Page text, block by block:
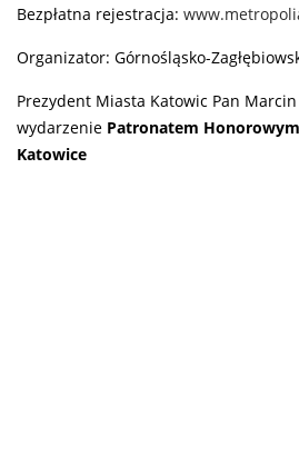
Bezpłatna rejestracja:
Organizator: Górnośląsko-
Prezydent Miasta Katowic Pan
wydarzenie Patronatem
Katowice